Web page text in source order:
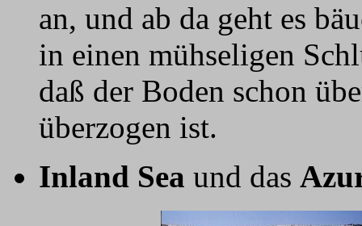
an, und ab da geht es
in einen mühseligen
daß der Boden schon
überzogen ist.
Inland Sea und das